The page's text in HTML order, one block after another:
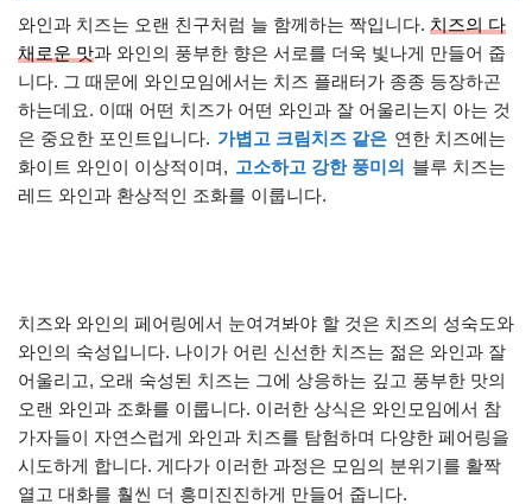
와인과 치즈는 오랜 친구처럼 늘 함께하는 짝입니다. 치즈의 다
채로운 맛과 와인의 풍부한 향은 서로를 더욱 빛나게 만들어 줍
니다. 그 때문에 와인모임에서는 치즈 플래터가 종종 등장하곤
하는데요. 이때 어떤 치즈가 어떤 와인과 잘 어울리는지 아는 것
은 중요한 포인트입니다. 가볍고 크림치즈 같은 연한 치즈에는
화이트 와인이 이상적이며, 고소하고 강한 풍미의 블루 치즈는
레드 와인과 환상적인 조화를 이룹니다.
치즈와 와인의 페어링에서 눈여겨봐야 할 것은 치즈의 성숙도와
와인의 숙성입니다. 나이가 어린 신선한 치즈는 젊은 와인과 잘
어울리고, 오래 숙성된 치즈는 그에 상응하는 깊고 풍부한 맛의
오랜 와인과 조화를 이룹니다. 이러한 상식은 와인모임에서 참
가자들이 자연스럽게 와인과 치즈를 탐험하며 다양한 페어링을
시도하게 합니다. 게다가 이러한 과정은 모임의 분위기를 활짝
열고 대화를 훨씬 더 흥미진진하게 만들어 줍니다.